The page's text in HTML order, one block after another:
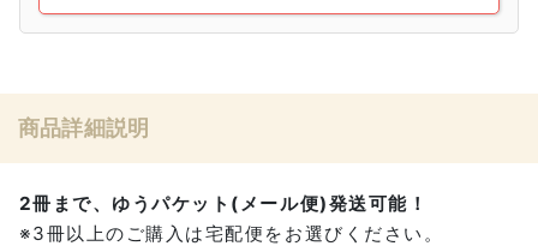
商品詳細説明
2冊まで、ゆうパケット(メール便)発送可能！
※3冊以上のご購入は宅配便をお選びください。